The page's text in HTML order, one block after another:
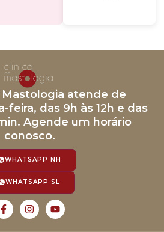
Mastologia atende de
feira, das 9h às 12h e das
Agende um horário
conosco.
WHATSAPP NH
WHATSAPP SL